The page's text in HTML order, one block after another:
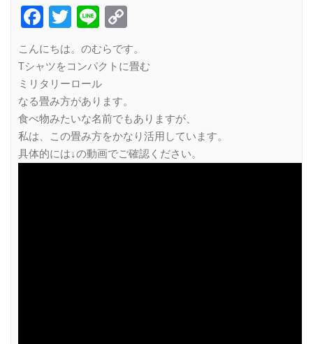
Facebook
Twitter
Line
Link
こんにちは。のむらです。
Tシャツをコンパクトに畳む
ミリタリーロール
なる畳み方があります。
食べ物みたいな名前でもありますが、
私は、この畳み方をかなり活用しています。
具体的には↓の動画でご確認ください。